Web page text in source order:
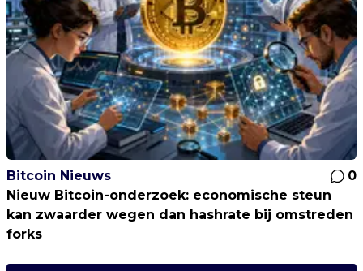
Bitcoin Nieuws
0
Nieuw Bitcoin-onderzoek: economische steun
kan zwaarder wegen dan hashrate bij omstreden
forks